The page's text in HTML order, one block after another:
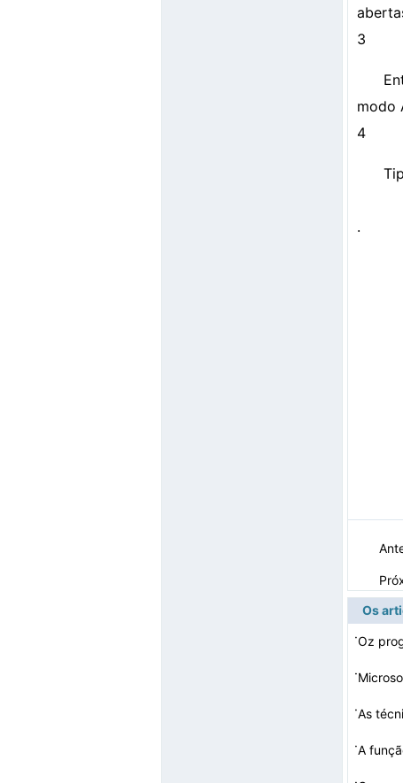
3
modo
4
.
Os
·Oz
·
·As
·A